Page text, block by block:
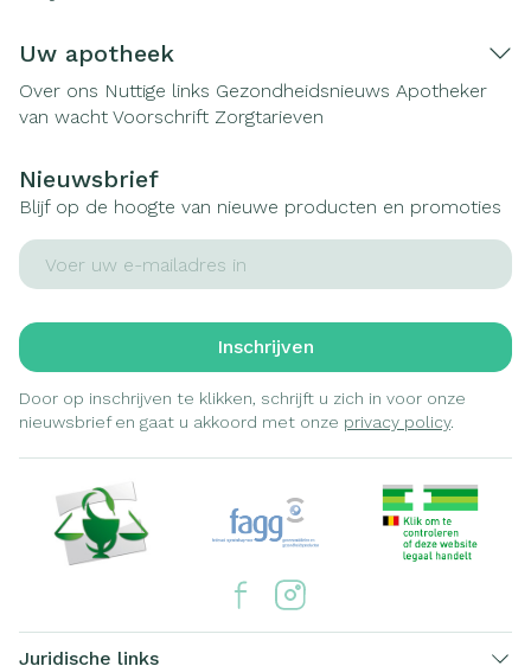
Uw apotheek
Over ons Nuttige links Gezondheidsnieuws Apotheker
van wacht Voorschrift Zorgtarieven
Nieuwsbrief
Blijf op de hoogte van nieuwe producten en promoties
E-mail adres
Inschrijven
Door op inschrijven te klikken, schrijft u zich in voor onze
nieuwsbrief en gaat u akkoord met onze privacy policy.
Juridische links